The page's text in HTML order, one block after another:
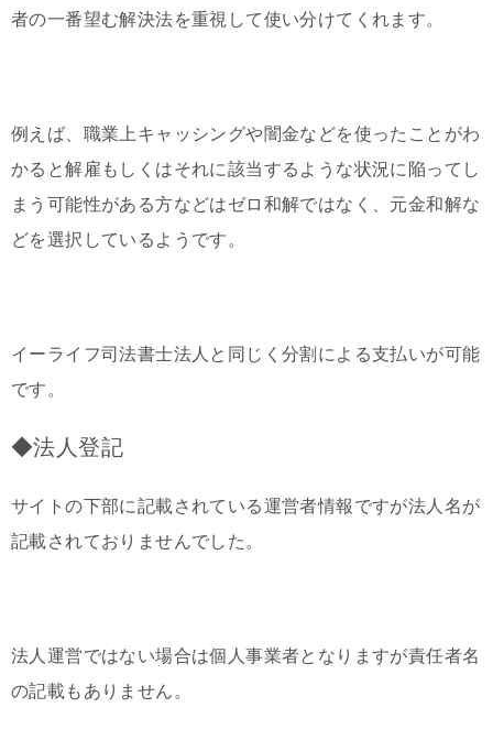
者の一番望む解決法を重視して使い分けてくれます。
例えば、職業上キャッシングや闇金などを使ったことがわ
かると解雇もしくはそれに該当するような状況に陥ってし
まう可能性がある方などはゼロ和解ではなく、元金和解な
どを選択しているようです。
イーライフ司法書士法人と同じく分割による支払いが可能
です。
◆法人登記
サイトの下部に記載されている運営者情報ですが法人名が
記載されておりませんでした。
法人運営ではない場合は個人事業者となりますが責任者名
の記載もありません。